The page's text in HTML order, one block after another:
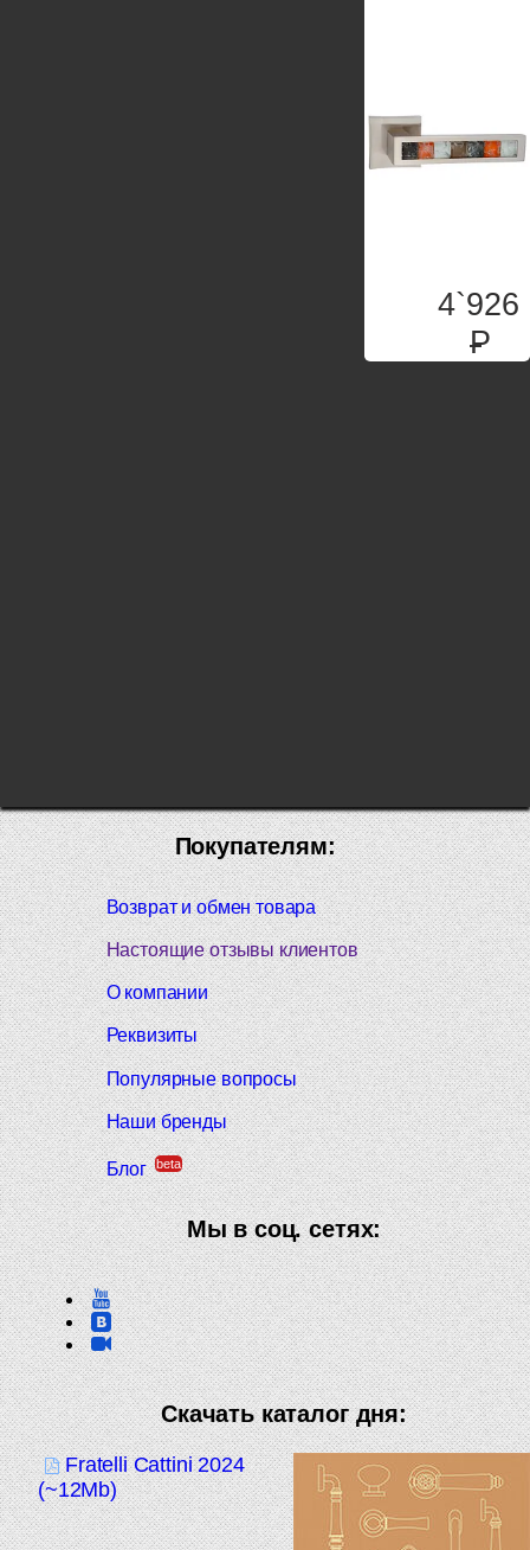
4`926
P
Покупателям:
Возврат и обмен товара
Настоящие отзывы клиентов
О компании
Реквизиты
Популярные вопросы
Наши бренды
Блог beta
Мы в соц. сетях:
Скачать каталог дня:
Fratelli Cattini 2024
(~12Mb)